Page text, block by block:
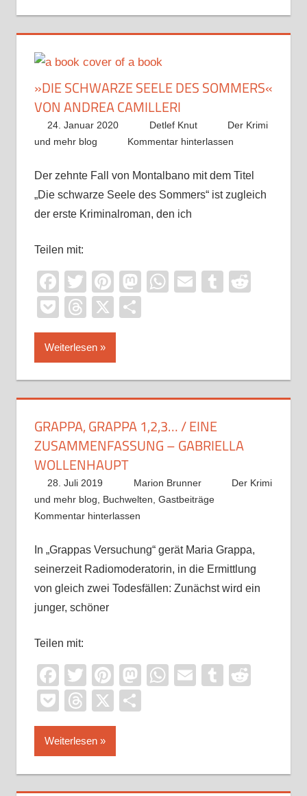
»DIE SCHWARZE SEELE DES SOMMERS«
VON ANDREA CAMILLERI
24. Januar 2020 Detlef Knut
Der Krimi
und mehr blog
Kommentar hinterlassen
Der zehnte Fall von Montalbano mit dem Titel
„Die schwarze Seele des Sommers“ ist zugleich
der erste Kriminalroman, den ich
Teilen mit:
Facebook
TwitterPinterest
Mastodon
WhatsApp
EmailTumblr
PocketThreads
X
Weiterlesen
GRAPPA, GRAPPA 1,2,3… / EINE
ZUSAMMENFASSUNG – GABRIELLA
WOLLENHAUPT
28. Juli 2019 Marion Brunner
Der Krimi
und mehr blog, Buchwelten, Gastbeiträge
Kommentar hinterlassen
In „Grappas Versuchung“ gerät Maria Grappa,
seinerzeit Radiomoderatorin, in die Ermittlung
von gleich zwei Todesfällen: Zunächst wird ein
junger, schöner
Teilen mit:
Facebook
TwitterPinterest
Mastodon
WhatsApp
EmailTumblr
PocketThreads
X
Weiterlesen